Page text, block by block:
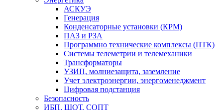
АСКУЭ
Генерация
Конденсаторные установки (КРМ)
ПАЗ и РЗА
Программно технические комплексы (ПТК)
Системы телеметрии и телемеханики
Трансформаторы
УЗИП, молниезащита, заземление
Учет электроэнергии, энергоменеджмент
Цифровая подстанция
Безопасность
ИБП, ШОТ, СОПТ